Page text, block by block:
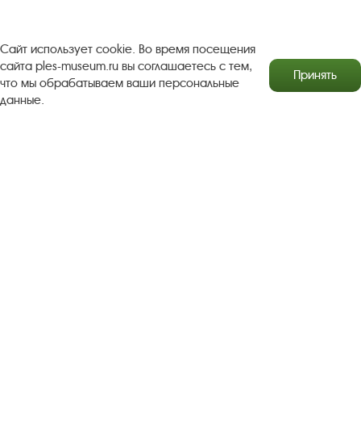
Антикоррупционная деятельность
Сайт использует cookie. Во время посещения
сайта ples-museum.ru вы соглашаетесь с тем,
что мы обрабатываем ваши персональные
данные.
Принять